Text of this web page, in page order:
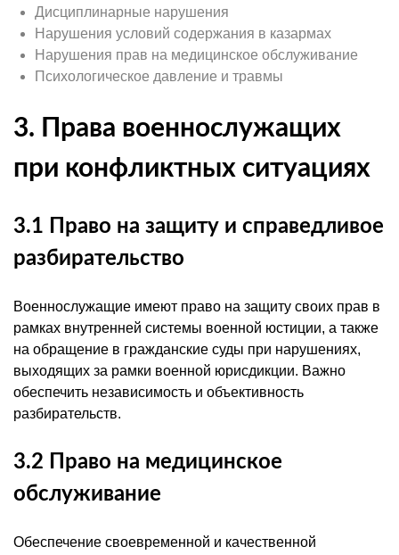
Дисциплинарные нарушения
Нарушения условий содержания в казармах
Нарушения прав на медицинское обслуживание
Психологическое давление и травмы
3. Права военнослужащих
при конфликтных ситуациях
3.1 Право на защиту и справедливое
разбирательство
Военнослужащие имеют право на защиту своих прав в
рамках внутренней системы военной юстиции, а также
на обращение в гражданские суды при нарушениях,
выходящих за рамки военной юрисдикции. Важно
обеспечить независимость и объективность
разбирательств.
3.2 Право на медицинское
обслуживание
Обеспечение своевременной и качественной